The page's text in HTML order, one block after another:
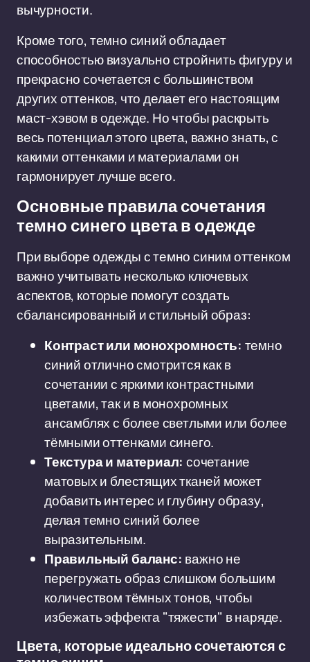
вычурности.
Кроме того, темно синий обладает
способностью визуально стройнить фигуру и
прекрасно сочетается с большинством
других оттенков, что делает его настоящим
маст-хэвом в одежде. Но чтобы раскрыть
весь потенциал этого цвета, важно знать, с
какими оттенками и материалами он
гармонирует лучше всего.
Основные правила сочетания
темно синего цвета в одежде
При выборе одежды с темно синим оттенком
важно учитывать несколько ключевых
аспектов, которые помогут создать
сбалансированный и стильный образ:
Контраст или монохромность: темно
синий отлично смотрится как в
сочетании с яркими контрастными
цветами, так и в монохромных
ансамблях с более светлыми или более
тёмными оттенками синего.
Текстура и материал: сочетание
матовых и блестящих тканей может
добавить интерес и глубину образу,
делая темно синий более
выразительным.
Правильный баланс: важно не
перегружать образ слишком большим
количеством тёмных тонов, чтобы
избежать эффекта "тяжести" в наряде.
Цвета, которые идеально сочетаются с